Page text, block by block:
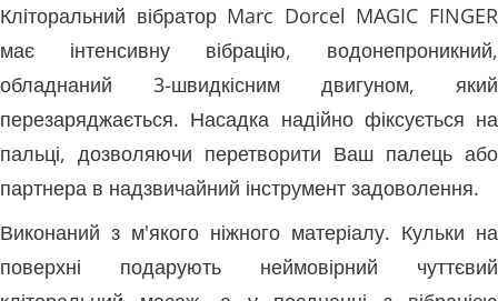
Кліторальний вібратор Marc Dorcel MAGIC FINGER
має інтенсивну вібрацію, водонепроникний,
обладнаний 3-швидкісним двигуном, який
перезаряджається. Насадка надійно фіксується на
пальці, дозволяючи перетворити Ваш палець або
партнера в надзвичайний інструмент задоволення.
Виконаний з м'якого ніжного матеріалу. Кульки на
поверхні подарують неймовірний чуттєвий